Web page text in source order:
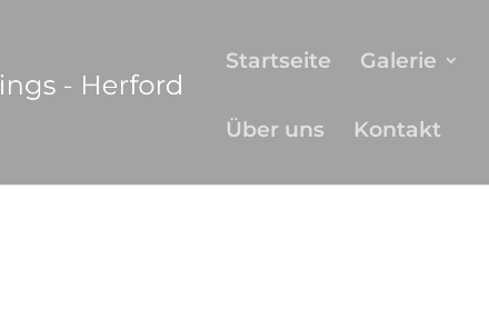
Startseite Galerie
Über uns Kontakt